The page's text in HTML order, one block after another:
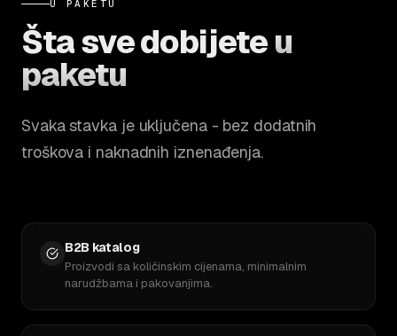
U PAKETU
Šta sve dobijeteu
paketu
Svaka stavka je uključena - bez dodatnih
troškova i naknadnih iznenađenja.
B2B katalog
Proizvodi sa količinskim cijenama, minimalnim
narudžbama i pakovanjima.